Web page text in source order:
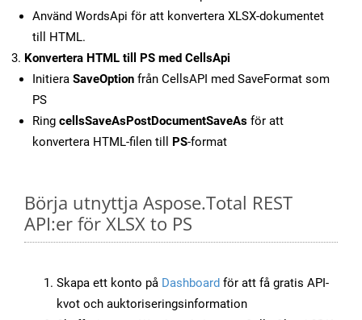
Använd WordsApi för att konvertera XLSX-dokumentet
till HTML.
Konvertera HTML till PS med CellsApi
Initiera SaveOption från CellsAPI med SaveFormat som
PS
Ring cellsSaveAsPostDocumentSaveAs för att
konvertera HTML-filen till PS-format
Börja utnyttja Aspose.Total REST
API:er för XLSX to PS
Skapa ett konto på Dashboard för att få gratis API-
kvot och auktoriseringsinformation